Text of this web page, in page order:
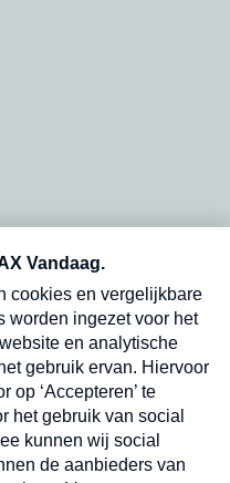
dinsdagochtend in
Verzend